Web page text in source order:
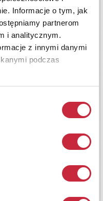
Informacje o tym, jak
partnerom
i analitycznym.
z innymi danymi
podczas